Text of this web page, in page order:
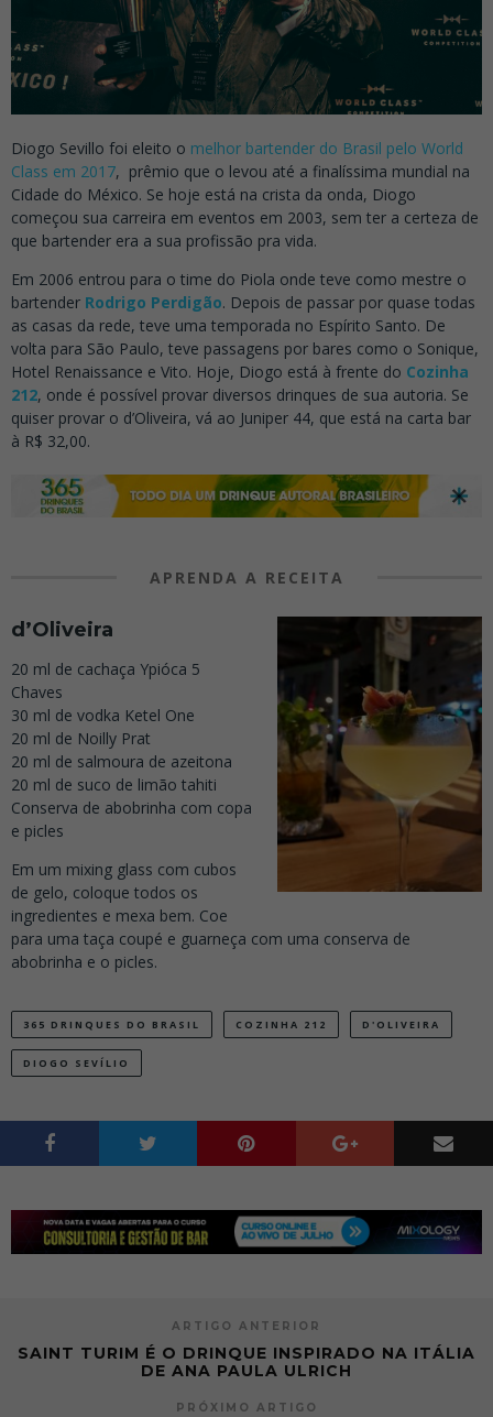
Diogo Sevillo foi eleito o melhor bartender do Brasil pelo World
Class em 2017, prêmio que o levou até a finalíssima mundial na
Cidade do México. Se hoje está na crista da onda, Diogo
começou sua carreira em eventos em 2003, sem ter a certeza de
que bartender era a sua profissão pra vida.
Em 2006 entrou para o time do Piola onde teve como mestre o
bartender Rodrigo Perdigão. Depois de passar por quase todas
as casas da rede, teve uma temporada no Espírito Santo. De
volta para São Paulo, teve passagens por bares como o Sonique,
Hotel Renaissance e Vito. Hoje, Diogo está à frente do Cozinha
212, onde é possível provar diversos drinques de sua autoria. Se
quiser provar o d’Oliveira, vá ao Juniper 44, que está na carta bar
à R$ 32,00.
APRENDA A RECEITA
d’Oliveira
20 ml de cachaça Ypióca 5
Chaves
30 ml de vodka Ketel One
20 ml de Noilly Prat
20 ml de salmoura de azeitona
20 ml de suco de limão tahiti
Conserva de abobrinha com copa
e picles
Em um mixing glass com cubos
de gelo, coloque todos os
ingredientes e mexa bem. Coe
para uma taça coupé e guarneça com uma conserva de
abobrinha e o picles.
365 DRINQUES DO BRASIL COZINHA 212 D'OLIVEIRA
DIOGO SEVÍLIO
ARTIGO ANTERIOR
SAINT TURIM É O DRINQUE INSPIRADO NA ITÁLIA
DE ANA PAULA ULRICH
PRÓXIMO ARTIGO